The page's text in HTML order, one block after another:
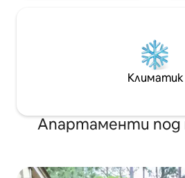
Климатик
Апартаменти под